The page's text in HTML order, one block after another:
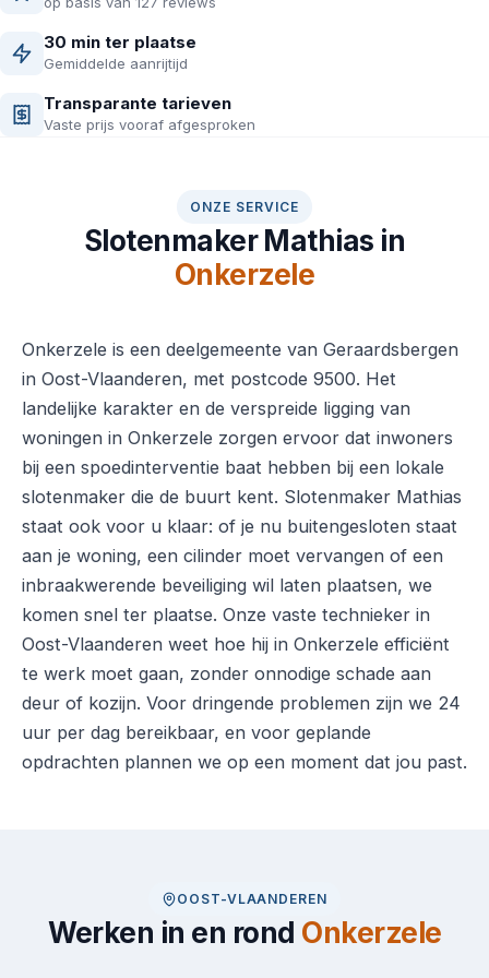
30 min ter plaatse
Gemiddelde aanrijtijd
Transparante tarieven
Vaste prijs vooraf afgesproken
ONZE SERVICE
Slotenmaker Mathias in
Onkerzele
Onkerzele is een deelgemeente van Geraardsbergen
in Oost-Vlaanderen, met postcode 9500. Het
landelijke karakter en de verspreide ligging van
woningen in Onkerzele zorgen ervoor dat inwoners
bij een spoedinterventie baat hebben bij een lokale
slotenmaker die de buurt kent. Slotenmaker Mathias
staat ook voor u klaar: of je nu buitengesloten staat
aan je woning, een cilinder moet vervangen of een
inbraakwerende beveiliging wil laten plaatsen, we
komen snel ter plaatse. Onze vaste technieker in
Oost-Vlaanderen weet hoe hij in Onkerzele efficiënt
te werk moet gaan, zonder onnodige schade aan
deur of kozijn. Voor dringende problemen zijn we 24
uur per dag bereikbaar, en voor geplande
opdrachten plannen we op een moment dat jou past.
OOST-VLAANDEREN
Werken in en rond Onkerzele